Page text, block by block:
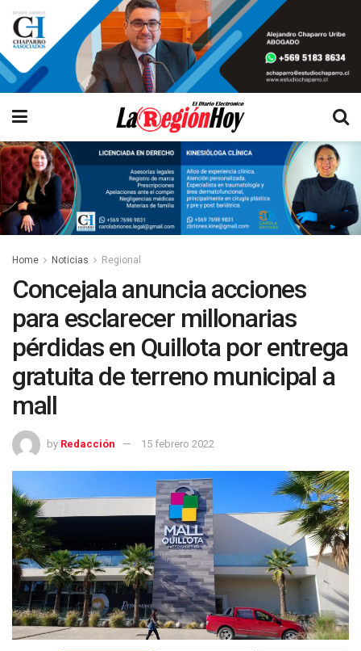
Home Noticias Regional
Concejala anuncia acciones
para esclarecer millonarias
pérdidas en Quillota por entrega
gratuita de terreno municipal a
mall
by Redacción 15 febrero 2022